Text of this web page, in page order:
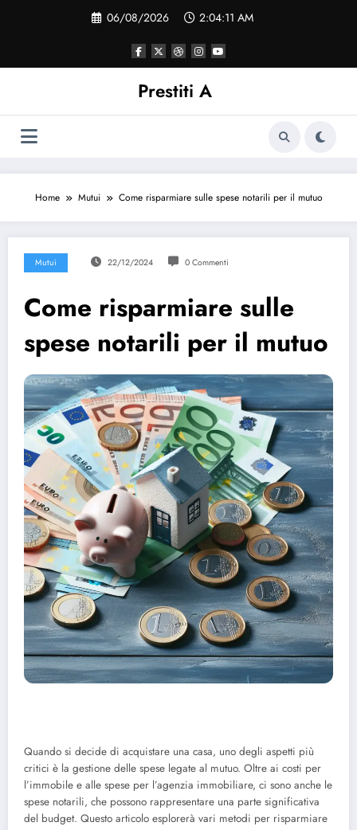
06/08/2026 2:04:12 AM
Prestiti A
Home Mutui Come risparmiare sulle spese notarili per il mutuo
Mutui 22/12/2024 0 Commenti
Come risparmiare sulle
spese notarili per il mutuo
Quando si decide di acquistare una casa, uno degli aspetti più
critici è la gestione delle spese legate al mutuo. Oltre ai costi per
l’immobile e alle spese per l’agenzia immobiliare, ci sono anche le
spese notarili, che possono rappresentare una parte significativa
del budget. Questo articolo esplorerà vari metodi per risparmiare